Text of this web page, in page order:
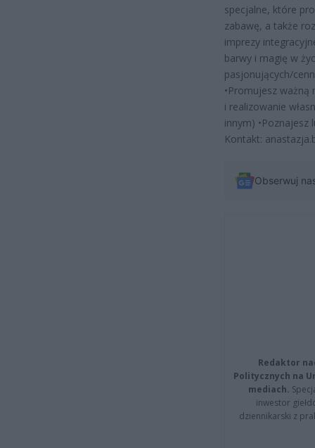
specjalne, które
zabawę, a także
imprezy
barwy i magię w
pasjonujących/
•Promujesz ważną
i realizowanie
innym) •Poznajesz
Kontakt:
Obserwuj
Redaktor
Politycznych na
mediach.
inwestor
dziennikarski z